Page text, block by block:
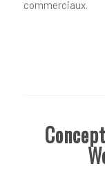
commerciaux.